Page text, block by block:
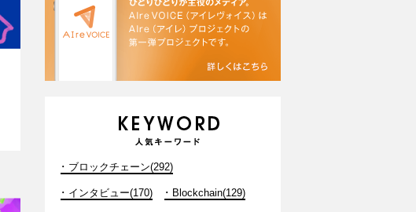
ブロックチェーン(292)
インタビュー(170) Blockchain(129)